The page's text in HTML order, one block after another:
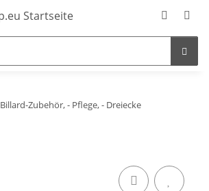
Billard-Zubehör, - Pflege, - Dreiecke